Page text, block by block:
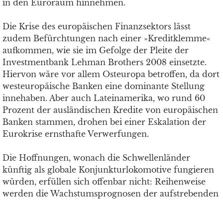
in den Euroraum hinnehmen.
Die Krise des europäischen Finanzsektors lässt
zudem Befürchtungen nach einer »Kreditklemme«
aufkommen, wie sie im Gefolge der Pleite der
Investmentbank Lehman Brothers 2008 einsetzte.
Hiervon wäre vor allem Osteuropa betroffen, da dort
westeuropäische Banken eine dominante Stellung
innehaben. Aber auch Lateinamerika, wo rund 60
Prozent der ausländischen Kredite von europäischen
Banken stammen, drohen bei einer Eskalation der
Eurokrise ernsthafte Verwerfungen.
Die Hoffnungen, wonach die Schwellenländer
künftig als globale Konjunkturlokomotive fungieren
würden, erfüllen sich offenbar nicht: Reihenweise
werden die Wachstumsprognosen der aufstrebenden